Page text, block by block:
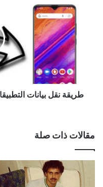
التطبيقات
أندرويدطريقة نقل بيانات
مقالات ذات صلة